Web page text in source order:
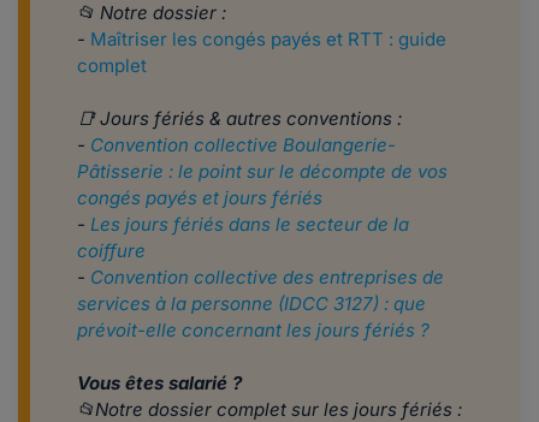
​​​​​​📂 Notre dossier :
- Maîtriser les congés payés et RTT : guide
complet
📑 Jours fériés & autres conventions :
- Convention collective Boulangerie-
Pâtisserie : le point sur le décompte de vos
congés payés et jours fériés
- Les jours fériés dans le secteur de la
coiffure
- Convention collective des entreprises de
services à la personne (IDCC 3127) : que
prévoit-elle concernant les jours fériés ?
Vous êtes salarié ?
📂Notre dossier complet sur les jours fériés :